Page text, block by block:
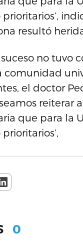
resultó
no tuvo
el doctor
reiterar
que para la
0